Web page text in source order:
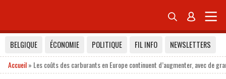
 
BELGIQUE ÉCONOMIE POLITIQUE FIL INFO
NEWSLETTERS
Accueil» Les coûts des carburants en Europe continuent d’augmenter, avec de